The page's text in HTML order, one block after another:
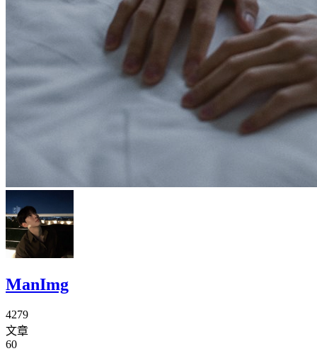
ManImg
4279
文章
60